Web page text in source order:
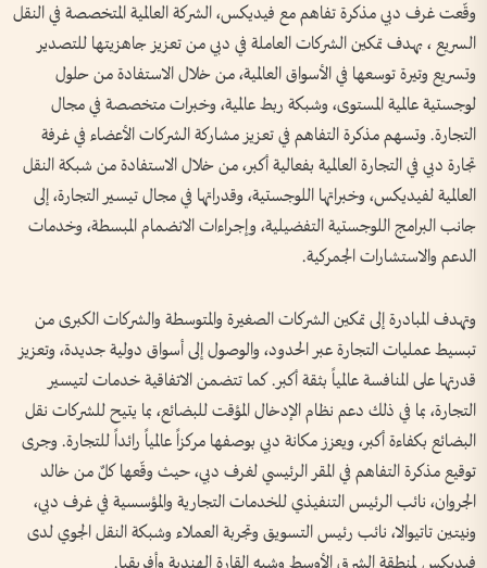
وقّعت غرف دبي مذكرة تفاهم مع فيديكس، الشركة العالمية المتخصصة في النقل
السريع ، بهدف تمكين الشركات العاملة في دبي من تعزيز جاهزيتها للتصدير
وتسريع وتيرة توسعها في الأسواق العالمية، من خلال الاستفادة من حلول
لوجستية عالمية المستوى، وشبكة ربط عالمية، وخبرات متخصصة في مجال
التجارة. وتسهم مذكرة التفاهم في تعزيز مشاركة الشركات الأعضاء في غرفة
تجارة دبي في التجارة العالمية بفعالية أكبر، من خلال الاستفادة من شبكة النقل
العالمية لفيديكس، وخبراتها اللوجستية، وقدراتها في مجال تيسير التجارة، إلى
جانب البرامج اللوجستية التفضيلية، وإجراءات الانضمام المبسطة، وخدمات
الدعم والاستشارات الجمركية.
وتهدف المبادرة إلى تمكين الشركات الصغيرة والمتوسطة والشركات الكبرى من
تبسيط عمليات التجارة عبر الحدود، والوصول إلى أسواق دولية جديدة، وتعزيز
قدرتها على المنافسة عالمياً بثقة أكبر. كما تتضمن الاتفاقية خدمات لتيسير
التجارة، بما في ذلك دعم نظام الإدخال المؤقت للبضائع، بما يتيح للشركات نقل
البضائع بكفاءة أكبر، ويعزز مكانة دبي بوصفها مركزاً عالمياً رائداً للتجارة. وجرى
توقيع مذكرة التفاهم في المقر الرئيسي لغرف دبي، حيث وقّعها كلٌ من خالد
الجروان، نائب الرئيس التنفيذي للخدمات التجارية والمؤسسية في غرف دبي،
ونيتين تاتيوالا، نائب رئيس التسويق وتجربة العملاء وشبكة النقل الجوي لدى